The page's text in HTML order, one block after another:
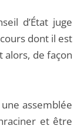
d’État juge
dont il est
alors, de façon
assemblée
et être